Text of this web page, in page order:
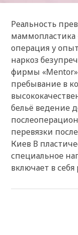
Реальность
маммопластика
операция у
наркоз
фирмы
пребывание в
бельё ведение
перевязки
Киев В
специальное
включает в